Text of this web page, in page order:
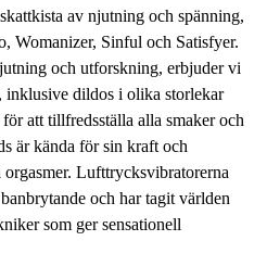
av njutning och spänning,
Womanizer, Sinful och Satisfyer.
och utforskning, erbjuder vi
inklusive dildos i olika storlekar
att tillfredsställa alla smaker och
är kända för sin kraft och
Lufttrycksvibratorerna
och har tagit världen
som ger sensationell